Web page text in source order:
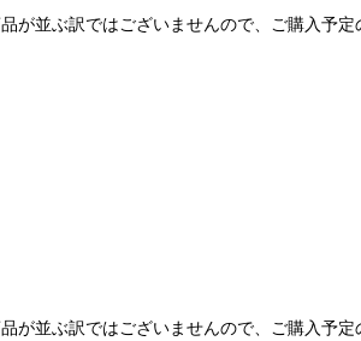
が並ぶ訳ではございませんので、ご購入予
が並ぶ訳ではございませんので、ご購入予